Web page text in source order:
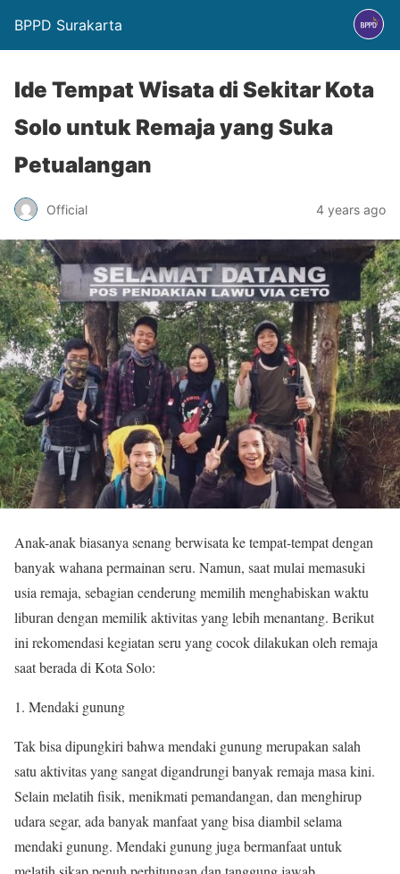
BPPD Surakarta
Ide Tempat Wisata di Sekitar Kota
Solo untuk Remaja yang Suka
Petualangan
Official 4 years ago
Anak-anak biasanya senang berwisata ke tempat-tempat dengan
banyak wahana permainan seru. Namun, saat mulai memasuki
usia remaja, sebagian cenderung memilih menghabiskan waktu
liburan dengan memilik aktivitas yang lebih menantang. Berikut
ini rekomendasi kegiatan seru yang cocok dilakukan oleh remaja
saat berada di Kota Solo:
Mendaki gunung
Tak bisa dipungkiri bahwa mendaki gunung merupakan salah
satu aktivitas yang sangat digandrungi banyak remaja masa kini.
Selain melatih fisik, menikmati pemandangan, dan menghirup
udara segar, ada banyak manfaat yang bisa diambil selama
mendaki gunung. Mendaki gunung juga bermanfaat untuk